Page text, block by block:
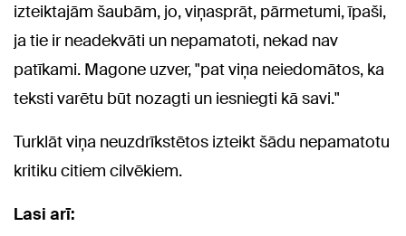
izteiktajām šaubām, jo, viņasprāt, pārmetumi, īpaši,
ja tie ir neadekvāti un nepamatoti, nekad nav
patīkami. Magone uzver, "pat viņa neiedomātos, ka
teksti varētu būt nozagti un iesniegti kā savi."
Turklāt viņa neuzdrīkstētos izteikt šādu nepamatotu
kritiku citiem cilvēkiem.
Lasi arī: